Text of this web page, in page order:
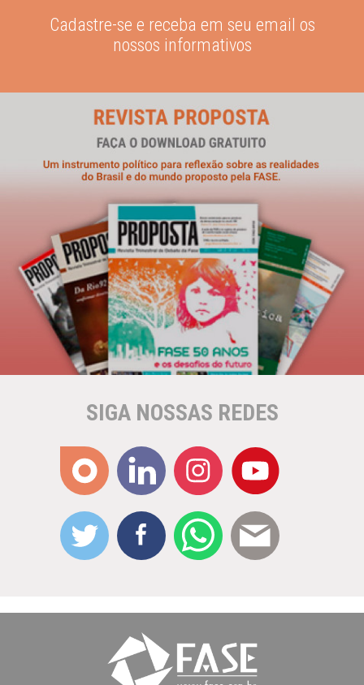
Cadastre-se e receba em seu email os
nossos informativos
SIGA NOSSAS REDES